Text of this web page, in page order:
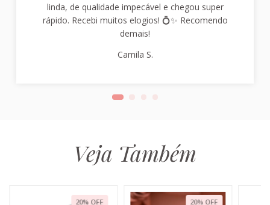
linda, de qualidade impecável e chegou super
rápido. Recebi muitos elogios! 💍✨ Recomendo
demais!
Camila S.
Veja Também
20% OFF 20% OFF